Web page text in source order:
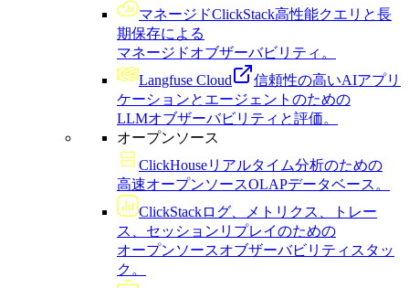
マネージドClickStack高性能クエリと長
期保存による
マネージドオブザーバビリティ。
Langfuse Cloud
信頼性の高いAIアプリ
ケーションとエージェントのための
LLMオブザーバビリティと評価。
オープンソース
ClickHouseリアルタイム分析のための
高速オープンソースOLAPデータベース。
ClickStackログ、メトリクス、トレー
ス、セッションリプレイのための
オープンソースオブザーバビリティスタッ
ク。